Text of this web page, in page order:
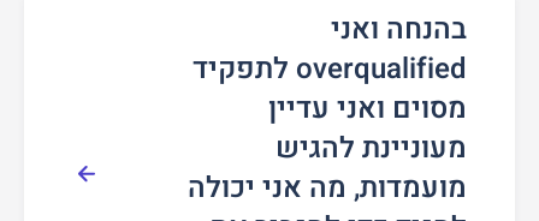
בהנחה ואני
overqualified לתפקיד
מסוים ואני עדיין
מעוניינת להגיש
מועמדות, מה אני יכולה